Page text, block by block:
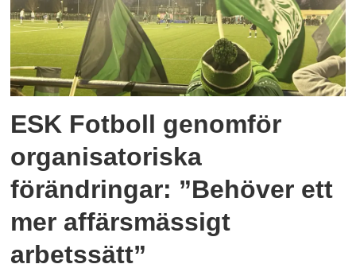
ESK Fotboll genomför
organisatoriska
förändringar: ”Behöver ett
mer affärsmässigt
arbetssätt”